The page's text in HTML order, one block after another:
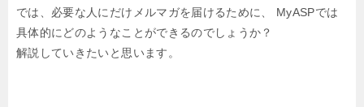
では、必要な人にだけメルマガを届けるために、
MyASPでは
具体的にどのようなことができるのでしょうか？
解説していきたいと思います。